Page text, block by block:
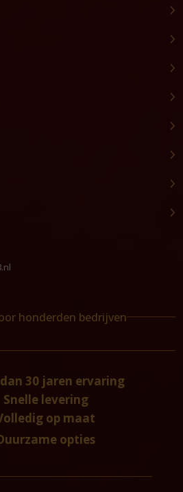
honderden bedrijven
30 jaren ervaring
Snelle levering
op maat
opties